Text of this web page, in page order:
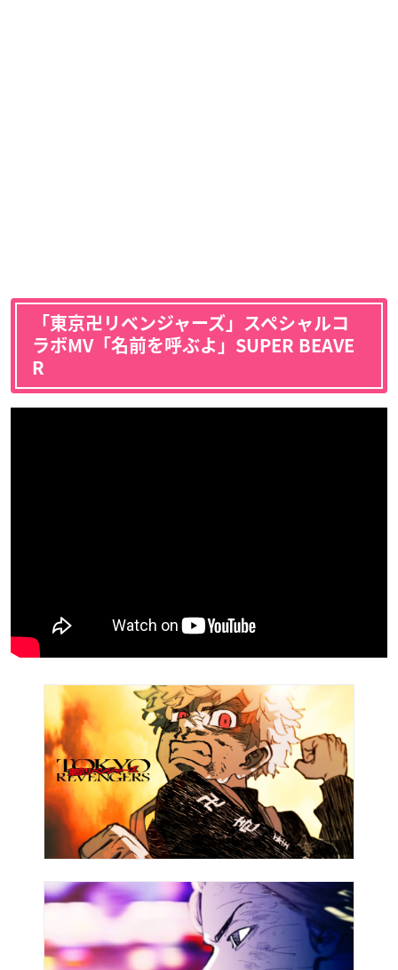
「東京卍リベンジャーズ」スペシャルコ
ラボMV「名前を呼ぶよ」SUPER BEAVE
R